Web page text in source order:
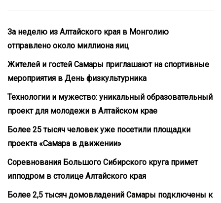
За неделю из Алтайского края в Монголию
отправлено около миллиона яиц
Жителей и гостей Самары приглашают на спортивные
мероприятия в День физкультурника
Технологии и мужество: уникальный образовательный
проект для молодежи в Алтайском крае
Более 25 тысяч человек уже посетили площадки
проекта «Самара в движении»
Соревнования Большого Сибирского круга примет
ипподром в столице Алтайского края
Более 2,5 тысяч домовладений Самары подключены к